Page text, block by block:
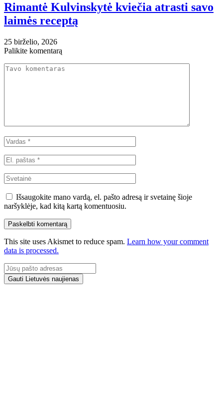
Rimantė Kulvinskytė kviečia atrasti savo
laimės receptą
25 birželio, 2026
Palikite komentarą
Išsaugokite mano vardą, el. pašto adresą ir svetainę šioje
naršyklėje, kad kitą kartą komentuosiu.
This site uses Akismet to reduce spam. Learn how your comment
data is processed.